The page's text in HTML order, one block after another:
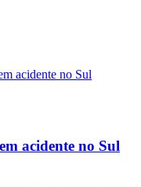
acidente no Sul